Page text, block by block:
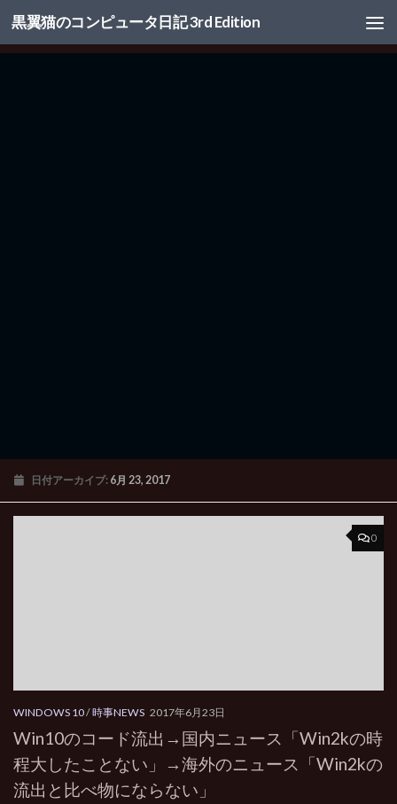
コンテンツへスキップ
黒翼猫のコンピュータ日記 3rd Edition
日付アーカイブ: 6月 23, 2017
0
WINDOWS 10/時事NEWS 2017年6月23日
Win10のコード流出→国内ニュース「Win2kの時
程大したことない」→海外のニュース「Win2kの
流出と比べ物にならない」